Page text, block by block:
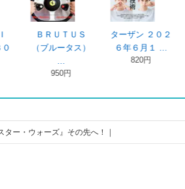
ルヴィレ
２０２ …
ＦＩＮＥＢＯＹ
Ｓ（ファイン …
ターザン
６年５月
ー・ウォーズ』その先へ！｜